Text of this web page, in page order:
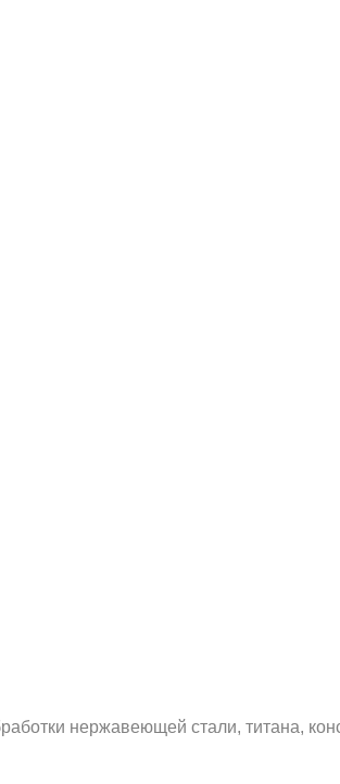
нержавеющей стали, титана,